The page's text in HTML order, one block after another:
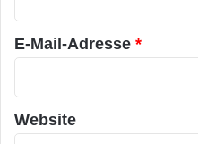
F
e
s
p
l
a
*
E-Mail-Adresse *
Website